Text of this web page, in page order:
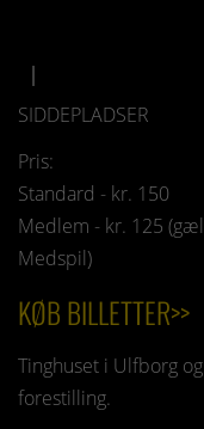
SIDDEPLADSER
Pris:
Standard - kr. 150
Medlem - kr. 125
Medspil)
KØB BILLETTER>>
Tinghuset i Ulfborg
forestilling.